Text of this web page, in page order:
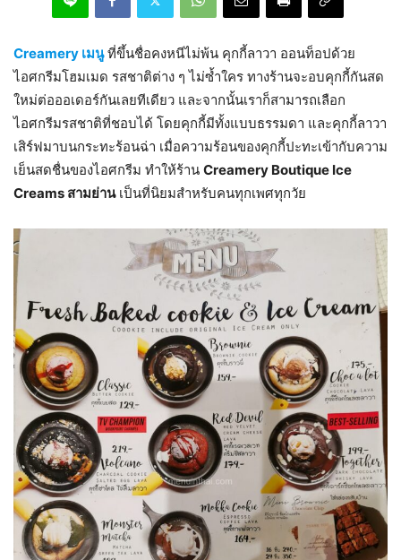
Creamery เมนูที่ขึ้นชื่อคงหนีไม่พ้น คุกกี้ลาวา ออนท็อปด้วย
ไอศกรีมโฮมเมด รสชาติต่าง ๆ ไม่ซ้ำใคร ทางร้านจะอบคุกกี้กันสด
ใหม่ต่อออเดอร์กันเลยทีเดียว และจากนั้นเราก็สามารถเลือก
ไอศกรีมรสชาติที่ชอบได้ โดยคุกกี้มีทั้งแบบธรรมดา และคุกกี้ลาวา
เสิร์ฟมาบนกระทะร้อนฉ่า เมื่อความร้อนของคุกกี้ปะทะเข้ากับความ
เย็นสดชื่นของไอศกรีม ทำให้ร้าน Creamery Boutique Ice
Creams สามย่านเป็นที่นิยมสำหรับคนทุกเพศทุกวัย